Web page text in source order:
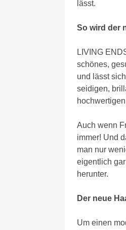
lässt.
So wird der
LIVING
schönes,
und lässt
seidigen,
Auch wenn
immer! Und
man nur
eigentlich
herunter.
Der neue
Um einen